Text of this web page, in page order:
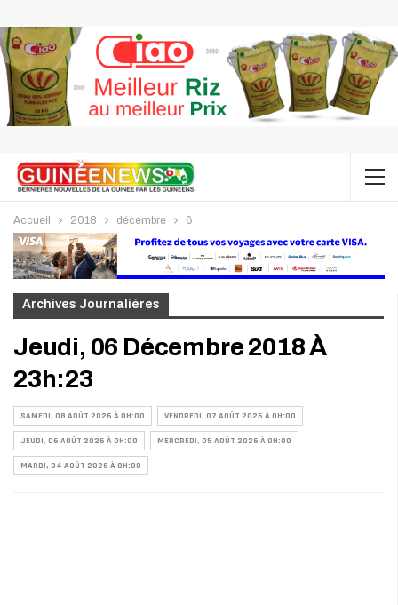
Accueil 2018 décembre 6
Archives Journalières
Jeudi, 06 Décembre 2018 À
23h:23
SAMEDI, 08 AOÛT 2026 À 0H:00 VENDREDI, 07 AOÛT 2026 À 0H:00
JEUDI, 06 AOÛT 2026 À 0H:00 MERCREDI, 05 AOÛT 2026 À 0H:00
MARDI, 04 AOÛT 2026 À 0H:00